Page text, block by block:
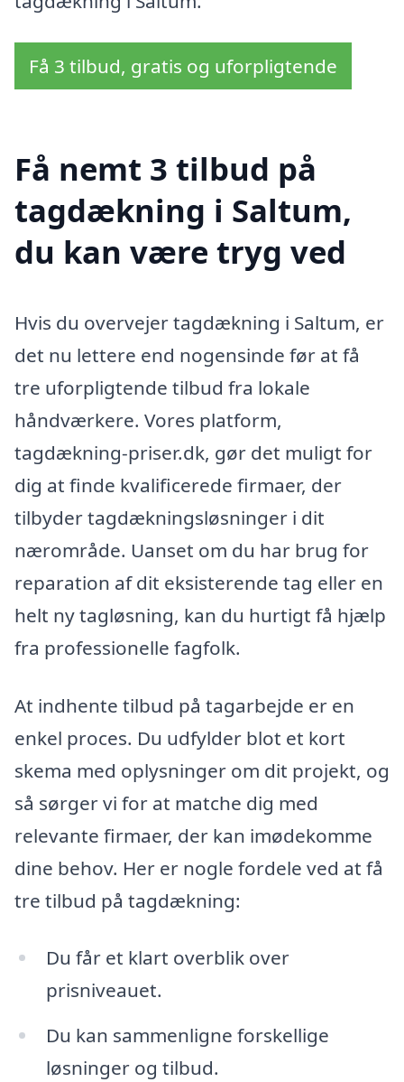
Få 3 tilbud, gratis og uforpligtende
Få nemt 3 tilbud på
tagdækning i Saltum,
du kan være tryg ved
Hvis du overvejer tagdækning i Saltum, er
det nu lettere end nogensinde før at få
tre uforpligtende tilbud fra lokale
håndværkere. Vores platform,
tagdækning-priser.dk, gør det muligt for
dig at finde kvalificerede firmaer, der
tilbyder tagdækningsløsninger i dit
nærområde. Uanset om du har brug for
reparation af dit eksisterende tag eller en
helt ny tagløsning, kan du hurtigt få hjælp
fra professionelle fagfolk.
At indhente tilbud på tagarbejde er en
enkel proces. Du udfylder blot et kort
skema med oplysninger om dit projekt, og
så sørger vi for at matche dig med
relevante firmaer, der kan imødekomme
dine behov. Her er nogle fordele ved at få
tre tilbud på tagdækning:
Du får et klart overblik over
prisniveauet.
Du kan sammenligne forskellige
løsninger og tilbud.